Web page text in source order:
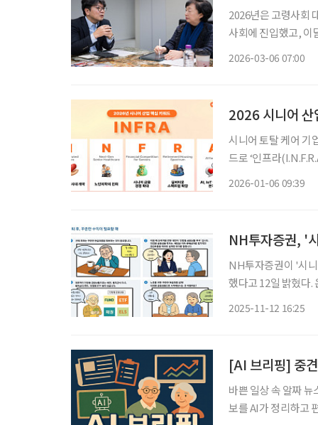
2026년은 고령사회
사회에 진입했고, 이
2026-03-06 07:00
2026 시니어 산
시니어 토탈 케어 기
드로 ‘인프라(I.N.F.R.A)’를 제시했다. 케어닥은 공
2026-01-06 09:39
NH투자증권, '
NH투자증권이 '시
했다고 12일 밝혔다. 은퇴 이후 노후 자금 운용에 대한 고민이 큰 고객들을 다양한 인컴
2025-11-12 16:25
[AI 브리핑] 중
바쁜 일상 속 알짜
보를 AI가 정리하고 편집국 기자